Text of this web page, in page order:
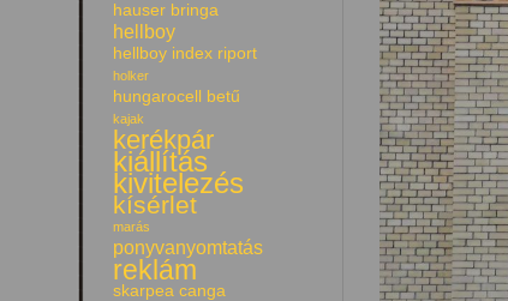
hauser bringa
hellboy
hellboy index riport
holker
hungarocell betű
kajak
kerékpár
kiállítás
kivitelezés
kísérlet
marás
ponyvanyomtatás
reklám
skarpea canga